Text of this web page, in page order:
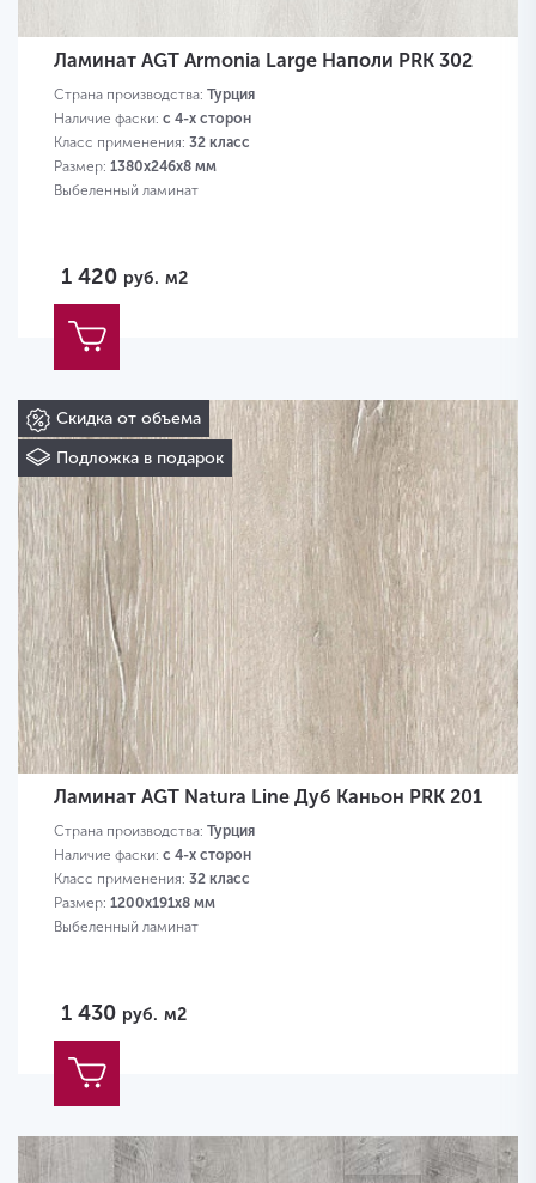
Ламинат AGT Armonia Large Наполи PRK 302
Страна производства: Турция
Наличие фаски: с 4-х сторон
Класс применения: 32 класс
Размер: 1380х246х8 мм
Выбеленный ламинат
1 420 руб. м2
Скидка от объема
Подложка в подарок
Ламинат AGT Natura Line Дуб Каньон PRK 201
Страна производства: Турция
Наличие фаски: с 4-х сторон
Класс применения: 32 класс
Размер: 1200х191х8 мм
Выбеленный ламинат
1 430 руб. м2